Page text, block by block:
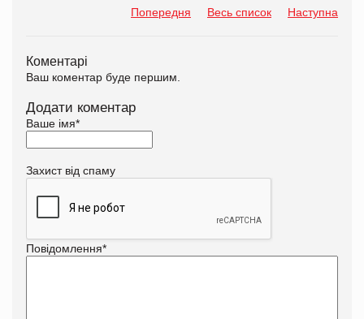
Попередня Весь список Наступна
Коментарі
Ваш коментар буде першим.
Додати коментар
Ваше імя*
Захист від спаму
Повідомлення*